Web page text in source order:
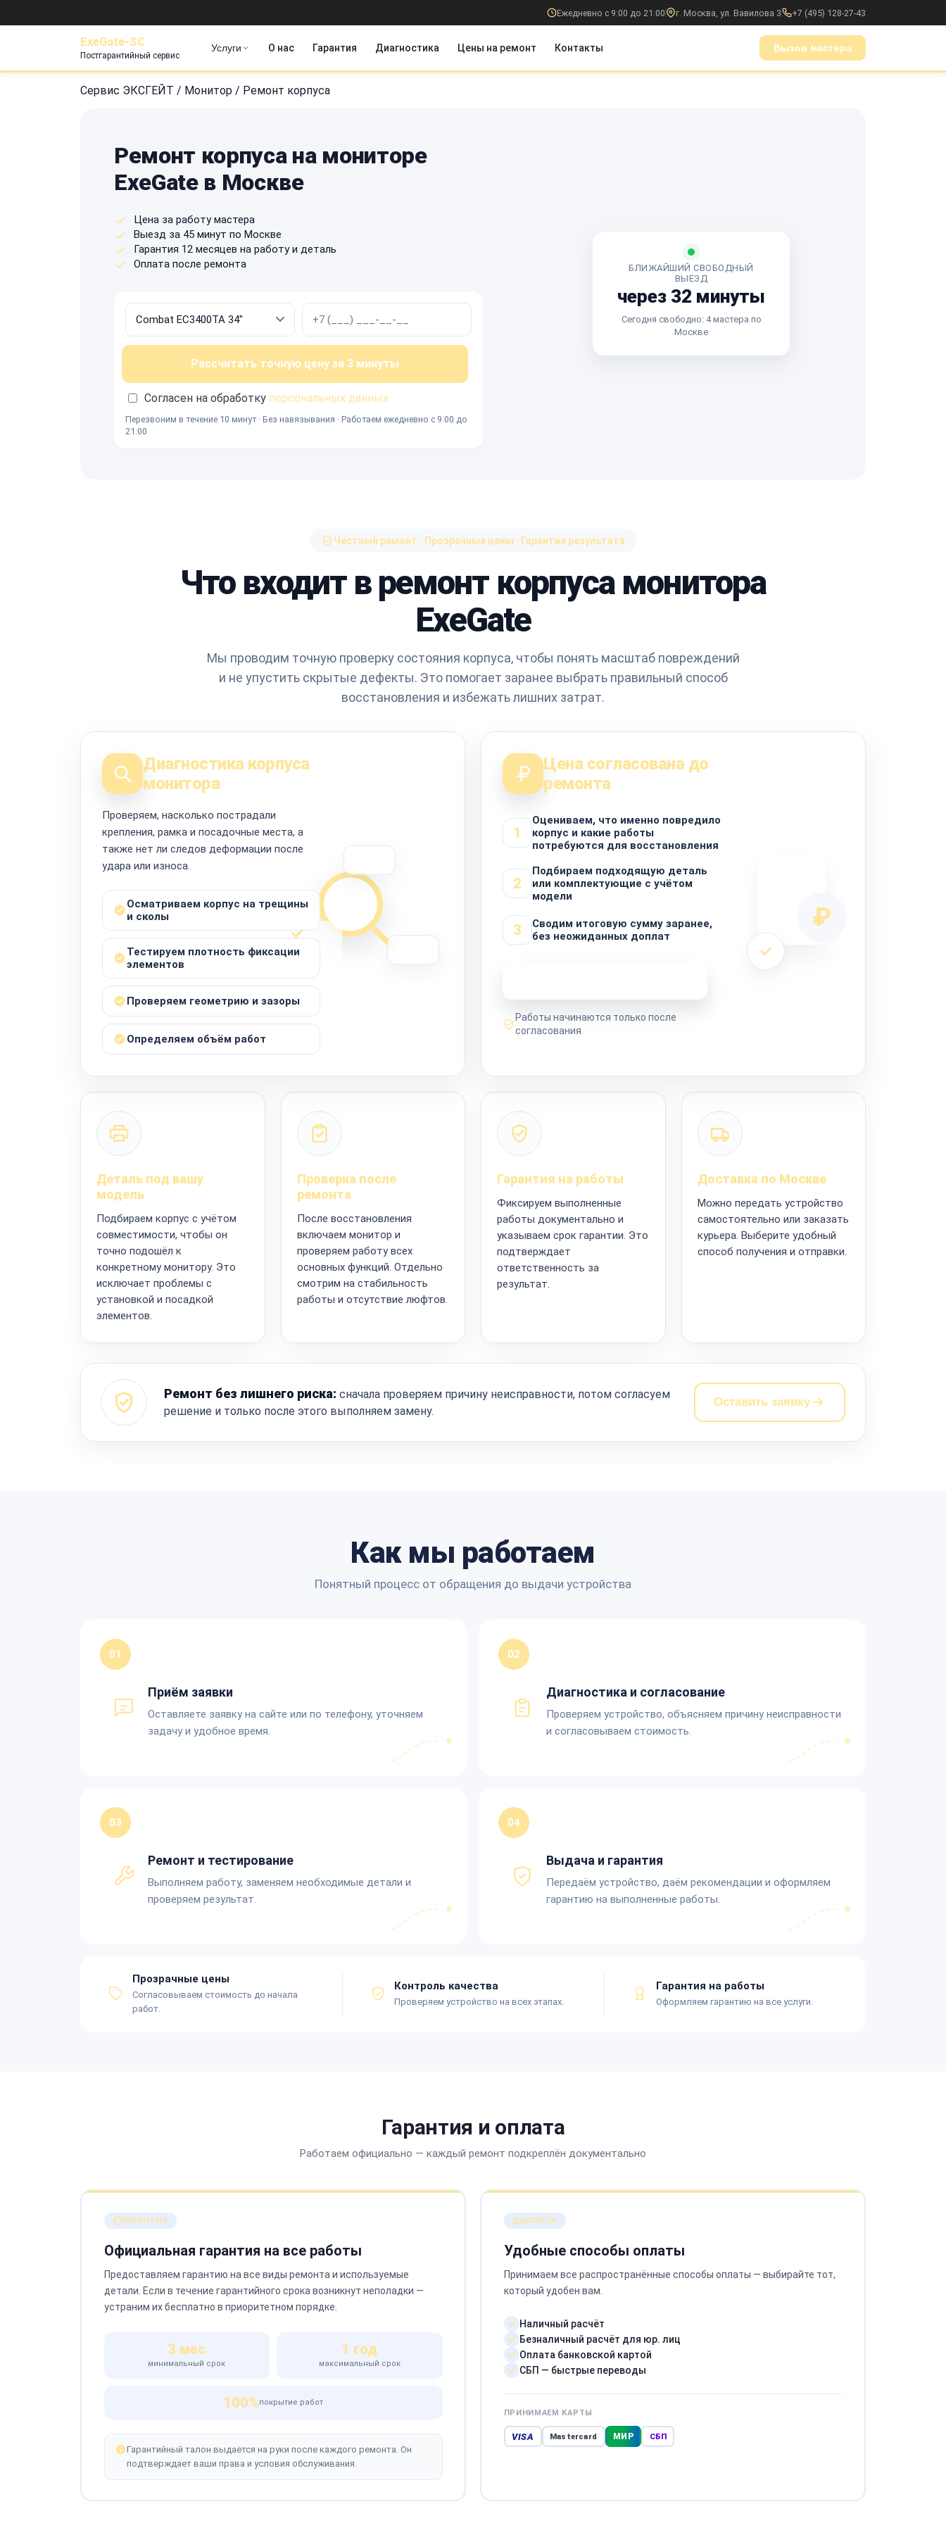
Ежедневно с 9:00 до 21:00 г. Москва, ул. Вавилова 3 +7 (495) 128-27-43
ExeGate-SC
Постгарантийный сервис
Услуги О нас Гарантия Диагностика Цены на ремонт Контакты Вызов мастера
Сервис ЭКСГЕЙТ / Монитор / Ремонт корпуса
Ремонт корпуса на мониторе
ExeGate в Москве
Цена за работу мастера
Выезд за 45 минут по Москве
Гарантия 12 месяцев на работу и деталь
Оплата после ремонта
Рассчитать точную цену за 3 минуты
Согласен на обработку персональных данных
Перезвоним в течение 10 минут · Без навязывания · Работаем ежедневно с 9:00 до
21:00
БЛИЖАЙШИЙ СВОБОДНЫЙ
ВЫЕЗД
через 32 минуты
Сегодня свободно: 4 мастера по
Москве
Честный ремонт · Прозрачные цены · Гарантия результата
Что входит в ремонт корпуса монитора
ExeGate
Мы проводим точную проверку состояния корпуса, чтобы понять масштаб повреждений
и не упустить скрытые дефекты. Это помогает заранее выбрать правильный способ
восстановления и избежать лишних затрат.
Диагностика корпуса
монитора
Проверяем, насколько пострадали
крепления, рамка и посадочные места, а
также нет ли следов деформации после
удара или износа.
Осматриваем корпус на трещины
и сколы
Тестируем плотность фиксации
элементов
Проверяем геометрию и зазоры
Определяем объём работ
Цена согласована до
ремонта
1
Оцениваем, что именно повредило
корпус и какие работы
потребуются для восстановления
2
Подбираем подходящую деталь
или комплектующие с учётом
модели
3
Сводим итоговую сумму заранее,
без неожиданных доплат
Работы начинаются только после
согласования.
₽
Деталь под вашу
модель
Подбираем корпус с учётом
совместимости, чтобы он
точно подошёл к
конкретному монитору. Это
исключает проблемы с
установкой и посадкой
элементов.
Проверка после
ремонта
После восстановления
включаем монитор и
проверяем работу всех
основных функций. Отдельно
смотрим на стабильность
работы и отсутствие люфтов.
Гарантия на работы
Фиксируем выполненные
работы документально и
указываем срок гарантии. Это
подтверждает
ответственность за
результат.
Доставка по Москве
Можно передать устройство
самостоятельно или заказать
курьера. Выберите удобный
способ получения и отправки.
Ремонт без лишнего риска: сначала проверяем причину неисправности, потом согласуем
решение и только после этого выполняем замену.
Оставить заявку
Как мы работаем
Понятный процесс от обращения до выдачи устройства
01
Приём заявки
Оставляете заявку на сайте или по телефону, уточняем
задачу и удобное время.
02
Диагностика и согласование
Проверяем устройство, объясняем причину неисправности
и согласовываем стоимость.
03
Ремонт и тестирование
Выполняем работу, заменяем необходимые детали и
проверяем результат.
04
Выдача и гарантия
Передаём устройство, даём рекомендации и оформляем
гарантию на выполненные работы.
Прозрачные цены
Согласовываем стоимость до начала
работ.
Контроль качества
Проверяем устройство на всех этапах.
Гарантия на работы
Оформляем гарантию на все услуги.
Гарантия и оплата
Работаем официально — каждый ремонт подкреплён документально
ГАРАНТИЯ
Официальная гарантия на все работы
Предоставляем гарантию на все виды ремонта и используемые
детали. Если в течение гарантийного срока возникнут неполадки —
устраним их бесплатно в приоритетном порядке.
3 мес
минимальный срок
1 год
максимальный срок
100%покрытие работ
Гарантийный талон выдаётся на руки после каждого ремонта. Он
подтверждает ваши права и условия обслуживания.
ОПЛАТА
Удобные способы оплаты
Принимаем все распространённые способы оплаты — выбирайте тот,
который удобен вам.
Наличный расчёт
Безналичный расчёт для юр. лиц
Оплата банковской картой
СБП — быстрые переводы
ПРИНИМАЕМ КАРТЫ
VISA Mastercard МИР СБП